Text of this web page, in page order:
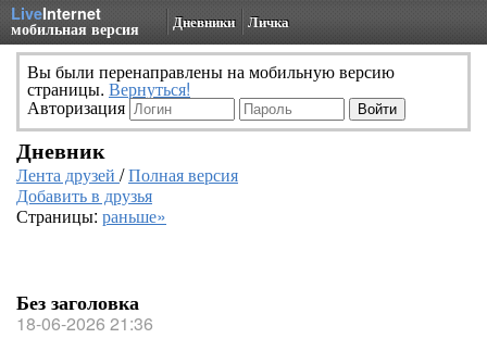
LiveInternet
мобильная версия Дневники Личка
Вы были перенаправлены на мобильную версию
страницы. Вернуться!
Авторизация
Дневник
Лента друзей /Полная версия
Добавить в друзья
Страницы: раньше»
Без заголовка
18-06-2026 21:36